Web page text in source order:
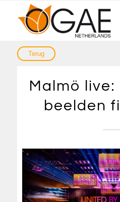
Malmö
beelden